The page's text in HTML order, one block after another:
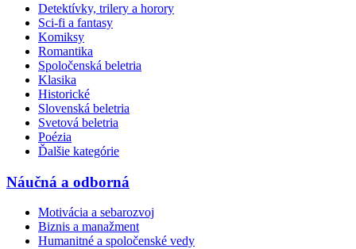
Detektívky, trilery a horory
Sci-fi a fantasy
Komiksy
Romantika
Spoločenská beletria
Klasika
Historické
Slovenská beletria
Svetová beletria
Poézia
Ďalšie kategórie
Náučná a odborná
Motivácia a sebarozvoj
Biznis a manažment
Humanitné a spoločenské vedy